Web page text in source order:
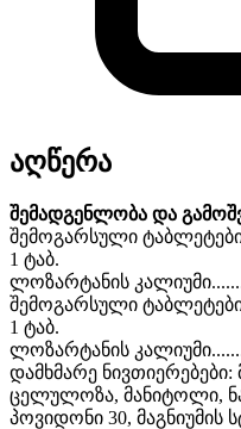
აღწერა
შემადგენლობა და
შემოგარსული
1 ტაბ.
ლოზარტანის
შემოგარსული
1 ტაბ.
ლოზარტანის
დამხმარე
ცელულოზა, მანიტოლი,
პოვიდონი 30, მაგნიუმის